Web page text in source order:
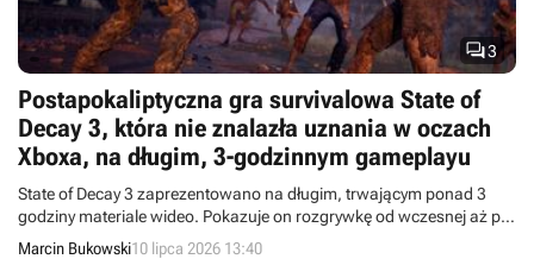
3
Postapokaliptyczna gra survivalowa State of
Decay 3, która nie znalazła uznania w oczach
Xboxa, na długim, 3-godzinnym gameplayu
State of Decay 3 zaprezentowano na długim, trwającym ponad 3
godziny materiale wideo. Pokazuje on rozgrywkę od wczesnej aż po
końcową fazę gry.
Marcin Bukowski10 lipca 2026 13:40